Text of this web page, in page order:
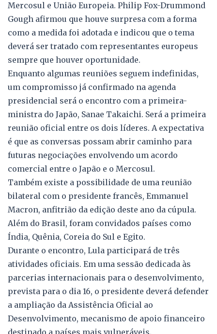
Mercosul e União Europeia. Philip Fox-Drummond
Gough afirmou que houve surpresa com a forma
como a medida foi adotada e indicou que o tema
deverá ser tratado com representantes europeus
sempre que houver oportunidade.
Enquanto algumas reuniões seguem indefinidas,
um compromisso já confirmado na agenda
presidencial será o encontro com a primeira-
ministra do Japão, Sanae Takaichi. Será a primeira
reunião oficial entre os dois líderes. A expectativa
é que as conversas possam abrir caminho para
futuras negociações envolvendo um acordo
comercial entre o Japão e o Mercosul.
Também existe a possibilidade de uma reunião
bilateral com o presidente francês, Emmanuel
Macron, anfitrião da edição deste ano da cúpula.
Além do Brasil, foram convidados países como
Índia, Quênia, Coreia do Sul e Egito.
Durante o encontro, Lula participará de três
atividades oficiais. Em uma sessão dedicada às
parcerias internacionais para o desenvolvimento,
prevista para o dia 16, o presidente deverá defender
a ampliação da Assistência Oficial ao
Desenvolvimento, mecanismo de apoio financeiro